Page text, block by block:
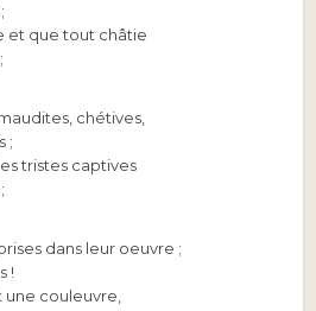
et que tout châtie
chétives,
;
tristes captives
dans leur oeuvre ;
!
une couleuvre,